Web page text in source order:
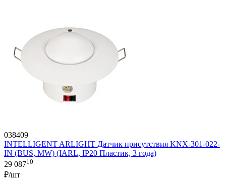
038409
INTELLIGENT ARLIGHT Датчик присутствия KNX-301-022-
IN (BUS, MW) (IARL, IP20 Пластик, 3 года)
29 08710
₽/шт